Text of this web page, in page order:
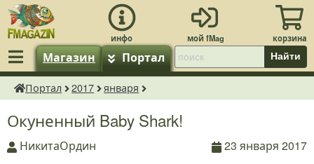
Магазин Портал Найти
fMagazin.ru
Портал 2017 января
Окуненный Baby Shark!
НикитаОрдин
23 января 2017